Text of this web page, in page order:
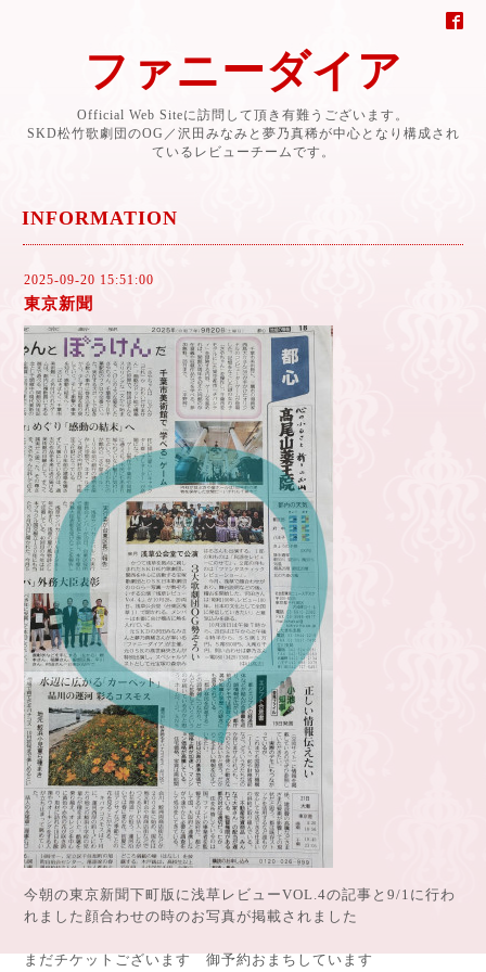
ファニーダイア
Official Web Siteに訪問して頂き有難うございます。
SKD松竹歌劇団のOG／沢田みなみと夢乃真稀が中心となり構成され
ているレビューチームです。
INFORMATION
2025-09-20 15:51:00
東京新聞
今朝の東京新聞下町版に浅草レビューVOL.4の記事と9/1に行わ
れました顔合わせの時のお写真が掲載されました
まだチケットございます 御予約おまちしています